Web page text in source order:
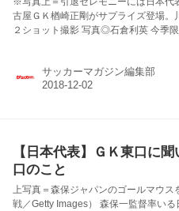
古屋ＧＫ楢崎正剛がサプライズ登場。
２ショット撮影 写真◎石倉利英 今季
戦に先発フル出場し、勝利に貢献。試
われ、25年にわたるプロ生活にピリ
サッカーマガジン編集部
【日本代表】ＧＫ東口に
口のこと
上写真＝森保ジャパンのゴールマウ
戦／Getty Images） 森保一監督率い